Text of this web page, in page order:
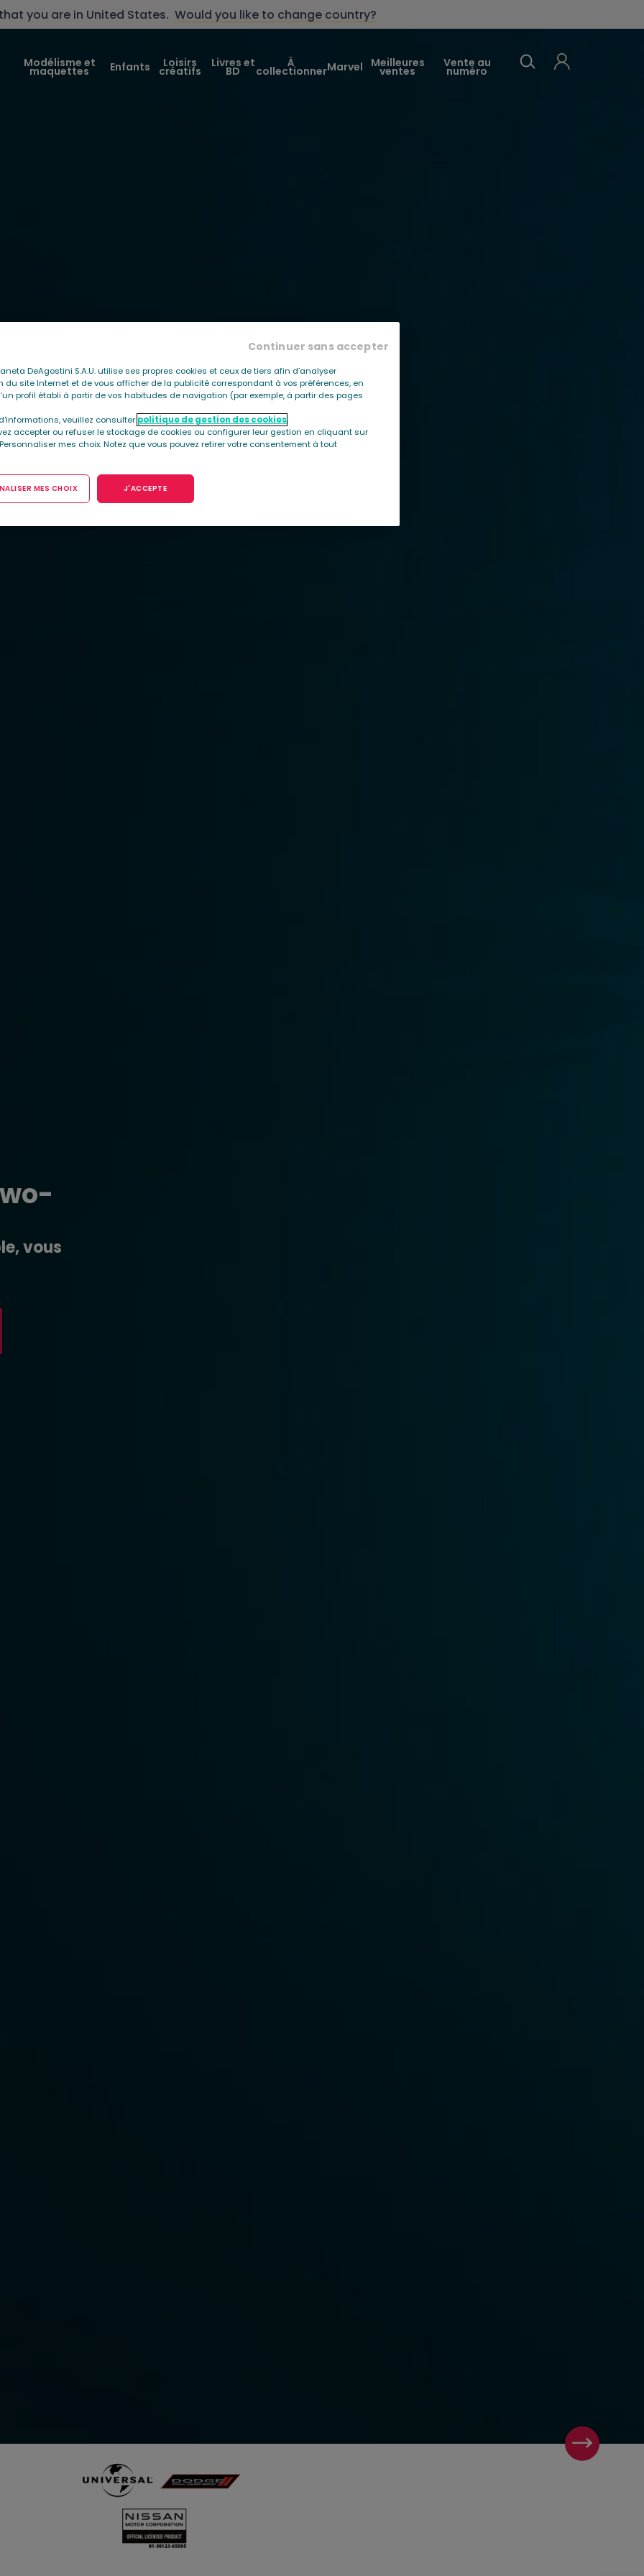
you are in United States. Would you like to change country?
Modélisme et
maquettes Enfants Loisirs
créatifs
Livres et
BD
À
collectionnerMarvel Meilleures
ventes
Vente au
numéro
vous
DeAgostini S.A.U. utilise ses propres cookies et ceux de tiers afin d’analyser
du site Internet et de vous afficher de la publicité correspondant à vos préférences, en
profil établi à partir de vos habitudes de navigation (par exemple, à partir des pages
veuillez consulter politique de gestion des cookies.
accepter ou refuser le stockage de cookies ou configurer leur gestion en cliquant sur
mes choix. Notez que vous pouvez retirer votre consentement à tout
J'ACCEPTE
MES CHOIX
Continuer sans accepter